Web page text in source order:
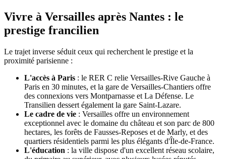
Vivre à Versailles après Nantes : le
prestige francilien
Le trajet inverse séduit ceux qui recherchent le prestige et la
proximité parisienne :
L'accès à Paris : le RER C relie Versailles-Rive Gauche à
Paris en 30 minutes, et la gare de Versailles-Chantiers offre
des connexions vers Montparnasse et La Défense. Le
Transilien dessert également la gare Saint-Lazare.
Le cadre de vie : Versailles offre un environnement
exceptionnel avec le domaine du château et son parc de 800
hectares, les forêts de Fausses-Reposes et de Marly, et des
quartiers résidentiels parmi les plus élégants d'Île-de-France.
L'éducation : la ville dispose d'un excellent réseau scolaire,